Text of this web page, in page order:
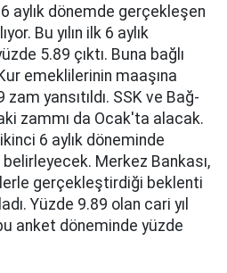
aylık dönemde gerçekleşen
Bu yılın ilk 6 aylık
5.89 çıktı. Buna bağlı
emeklilerinin maaşına
yansıtıldı. SSK ve Bağ-
zammı da Ocak'ta alacak.
6 aylık döneminde
Merkez Bankası,
gerçekleştirdiği beklenti
Yüzde 9.89 olan cari yıl
anket döneminde yüzde